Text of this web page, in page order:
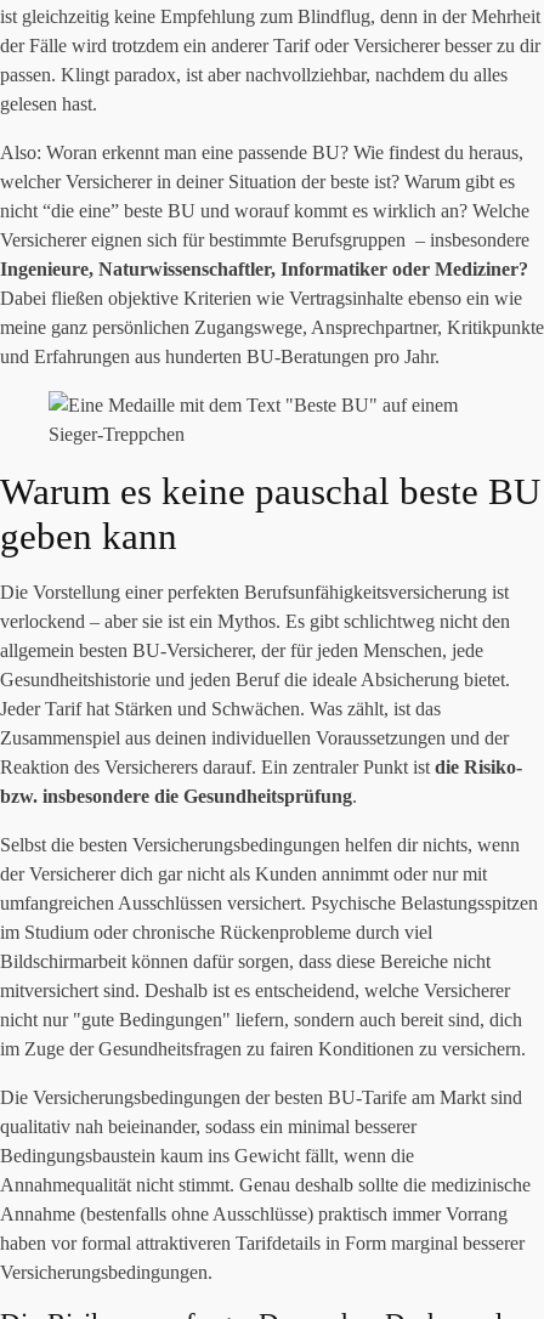
ist gleichzeitig keine Empfehlung zum Blindflug, denn in der Mehrheit
der Fälle wird trotzdem ein anderer Tarif oder Versicherer besser zu dir
passen. Klingt paradox, ist aber nachvollziehbar, nachdem du alles
gelesen hast.
Also: Woran erkennt man eine passende BU? Wie findest du heraus,
welcher Versicherer in deiner Situation der beste ist? Warum gibt es
nicht “die eine” beste BU und worauf kommt es wirklich an? Welche
Versicherer eignen sich für bestimmte Berufsgruppen – insbesondere
Ingenieure, Naturwissenschaftler, Informatiker oder Mediziner?
Dabei fließen objektive Kriterien wie Vertragsinhalte ebenso ein wie
meine ganz persönlichen Zugangswege, Ansprechpartner, Kritikpunkte
und Erfahrungen aus hunderten BU-Beratungen pro Jahr.
Warum es keine pauschal beste BU
geben kann
Die Vorstellung einer perfekten Berufsunfähigkeitsversicherung ist
verlockend – aber sie ist ein Mythos. Es gibt schlichtweg nicht den
allgemein besten BU-Versicherer, der für jeden Menschen, jede
Gesundheitshistorie und jeden Beruf die ideale Absicherung bietet.
Jeder Tarif hat Stärken und Schwächen. Was zählt, ist das
Zusammenspiel aus deinen individuellen Voraussetzungen und der
Reaktion des Versicherers darauf. Ein zentraler Punkt ist die Risiko-
bzw. insbesondere die Gesundheitsprüfung.
Selbst die besten Versicherungsbedingungen helfen dir nichts, wenn
der Versicherer dich gar nicht als Kunden annimmt oder nur mit
umfangreichen Ausschlüssen versichert. Psychische Belastungsspitzen
im Studium oder chronische Rückenprobleme durch viel
Bildschirmarbeit können dafür sorgen, dass diese Bereiche nicht
mitversichert sind. Deshalb ist es entscheidend, welche Versicherer
nicht nur "gute Bedingungen" liefern, sondern auch bereit sind, dich
im Zuge der Gesundheitsfragen zu fairen Konditionen zu versichern.
Die Versicherungsbedingungen der besten BU-Tarife am Markt sind
qualitativ nah beieinander, sodass ein minimal besserer
Bedingungsbaustein kaum ins Gewicht fällt, wenn die
Annahmequalität nicht stimmt. Genau deshalb sollte die medizinische
Annahme (bestenfalls ohne Ausschlüsse) praktisch immer Vorrang
haben vor formal attraktiveren Tarifdetails in Form marginal besserer
Versicherungsbedingungen.